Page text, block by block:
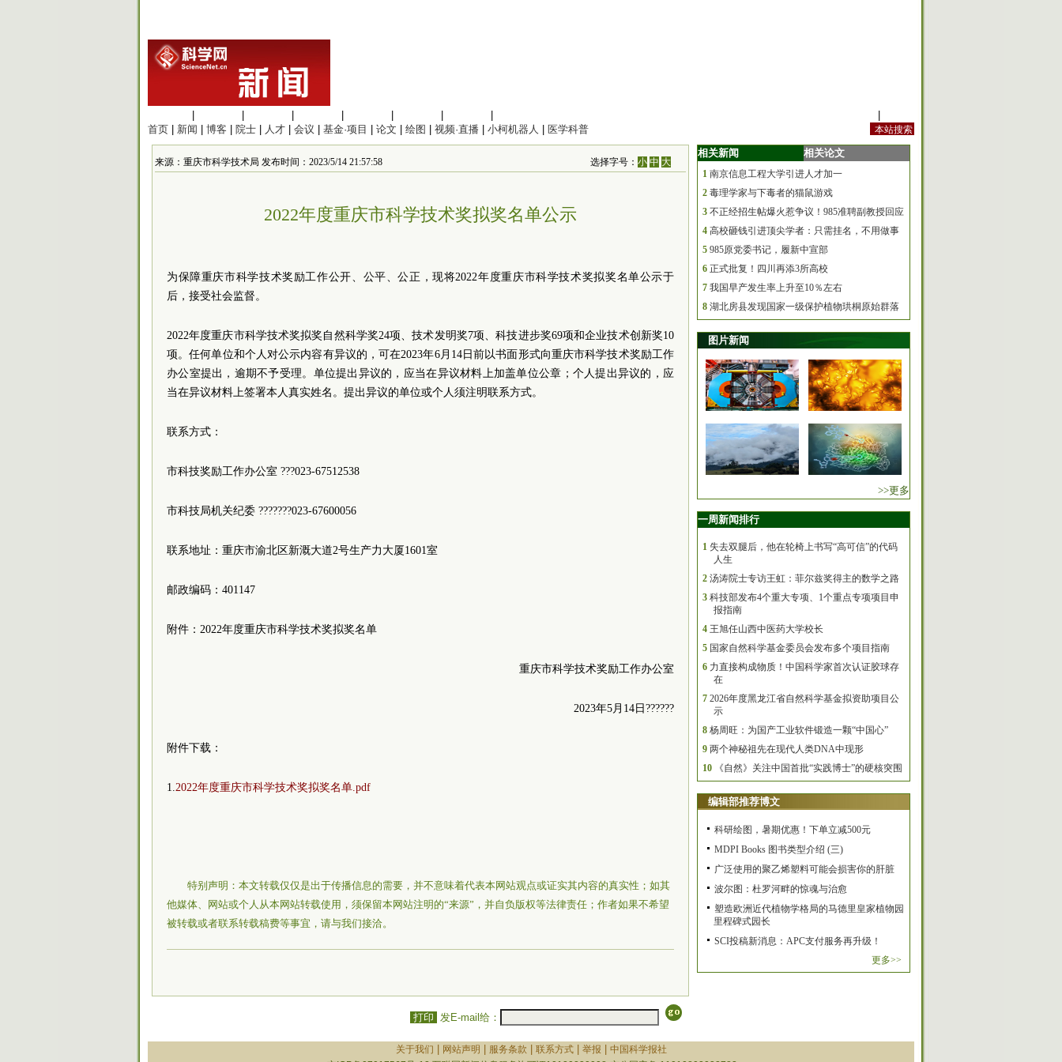
首页
新闻 博客 院士 人才 会议 基金·项目 论文 绘图 视频·直播 小柯机器人 医学科普
来源：重庆市科学技术局 发布时间：2023/5/14 21:57:58 选择字号：小 中 大
2022年度重庆市科学技术奖拟奖名单公示
为保障重庆市科学技术奖励工作公开、公平、公正，现将2022年度重庆市科学技术奖拟奖名单公示于
后，接受社会监督。
2022年度重庆市科学技术奖拟奖自然科学奖24项、技术发明奖7项、科技进步奖69项和企业技术创新奖10
项。任何单位和个人对公示内容有异议的，可在2023年6月14日前以书面形式向重庆市科学技术奖励工作
办公室提出，逾期不予受理。单位提出异议的，应当在异议材料上加盖单位公章；个人提出异议的，应
当在异议材料上签署本人真实姓名。提出异议的单位或个人须注明联系方式。
联系方式：
市科技奖励工作办公室 ???023-67512538
市科技局机关纪委 ???????023-67600056
联系地址：重庆市渝北区新溉大道2号生产力大厦1601室
邮政编码：401147
附件：2022年度重庆市科学技术奖拟奖名单
重庆市科学技术奖励工作办公室
2023年5月14日??????
附件下载：
1.2022年度重庆市科学技术奖拟奖名单.pdf
特别声明：本文转载仅仅是出于传播信息的需要，并不意味着代表本网站观点或证实其内容的真实性；如其
他媒体、网站或个人从本网站转载使用，须保留本网站注明的“来源”，并自负版权等法律责任；作者如果不希望
被转载或者联系转载稿费等事宜，请与我们接洽。
打印 发E-mail给：
相关新闻 相关论文
1 南京信息工程大学引进人才加一
2 毒理学家与下毒者的猫鼠游戏
3 不正经招生帖爆火惹争议！985准聘副教授回应
4 高校砸钱引进顶尖学者：只需挂名，不用做事
5 985原党委书记，履新中宣部
6 正式批复！四川再添3所高校
7 我国早产发生率上升至10％左右
8 湖北房县发现国家一级保护植物珙桐原始群落
图片新闻
>>更多
一周新闻排行
1 失去双腿后，他在轮椅上书写“高可信”的代码
人生
2 汤涛院士专访王虹：菲尔兹奖得主的数学之路
3 科技部发布4个重大专项、1个重点专项项目申
报指南
4 王旭任山西中医药大学校长
5 国家自然科学基金委员会发布多个项目指南
6 力直接构成物质！中国科学家首次认证胶球存
在
7 2026年度黑龙江省自然科学基金拟资助项目公
示
8 杨周旺：为国产工业软件锻造一颗“中国心”
9 两个神秘祖先在现代人类DNA中现形
10
《自然》关注中国首批“实践博士”的硬核突围
编辑部推荐博文
科研绘图，暑期优惠！下单立减500元
MDPI Books 图书类型介绍 (三)
广泛使用的聚乙烯塑料可能会损害你的肝脏
波尔图：杜罗河畔的惊魂与治愈
塑造欧洲近代植物学格局的马德里皇家植物园
里程碑式园长
SCI投稿新消息：APC支付服务再升级！
更多>>
关于我们 网站声明 服务条款 联系方式| 举报
中国科学报社